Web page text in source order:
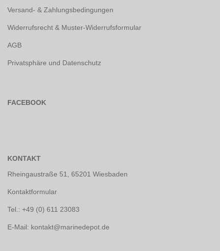
Versand- & Zahlungsbedingungen
Widerrufsrecht & Muster-Widerrufsformular
AGB
Privatsphäre und Datenschutz
FACEBOOK
KONTAKT
Rheingaustraße 51, 65201 Wiesbaden
Kontaktformular
Tel.: +49 (0) 611 23083
E-Mail: kontakt@marinedepot.de